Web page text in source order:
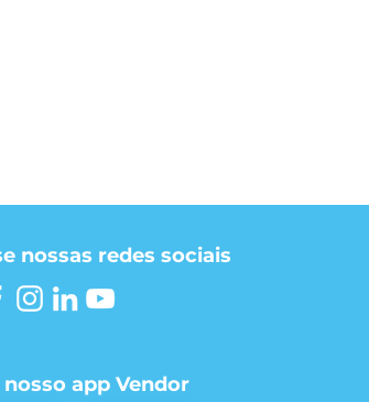
nossas redes sociais
nosso app Vendor